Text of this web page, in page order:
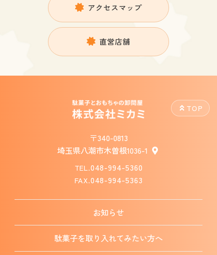
アクセスマップ
直営店舗
〒340-0813
埼玉県八潮市木曽根1036-1
TEL.048-994-5360
FAX.048-994-5363
お知らせ
駄菓子を取り入れてみたい方へ
TOP